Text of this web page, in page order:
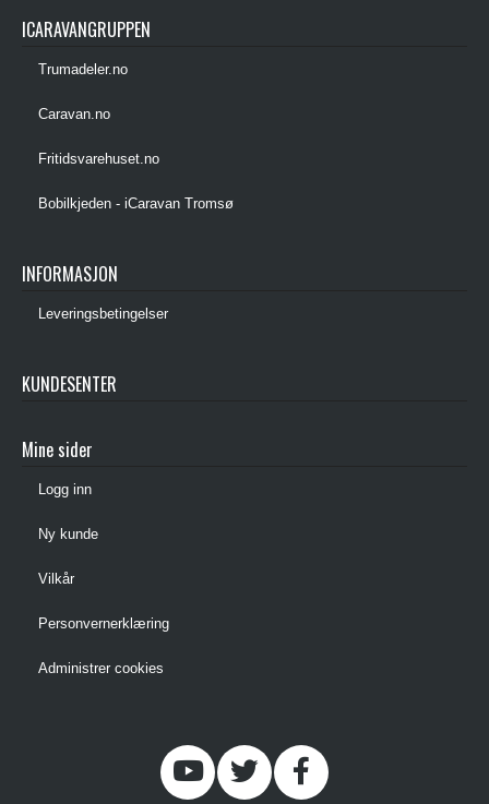
ICARAVANGRUPPEN
Trumadeler.no
Caravan.no
Fritidsvarehuset.no
Bobilkjeden - iCaravan Tromsø
INFORMASJON
Leveringsbetingelser
KUNDESENTER
Mine sider
Logg inn
Ny kunde
Vilkår
Personvernerklæring
Administrer cookies